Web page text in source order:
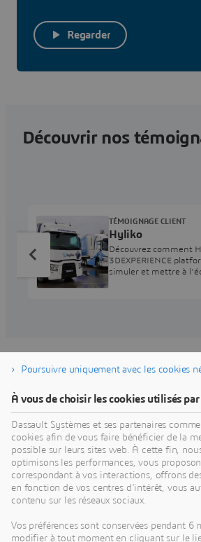
Regarder
Découvrir nos
Hyliko
Découvrez comment
3DEXPERIENCE
simuler et mettre à
TÉMOIGNAGE CLIENT
Découvrir nos Industry
Experiences
Découvrir comment nos solutions
réaliser vos ambitions
métier.
Poursuivre uniquement avec les cookies
À vous de choisir les cookies utilisés
Dassault Systèmes et ses partenaires
cookies afin de vous faire bénéficier de la
possible sur leurs sites web. À cette fin,
optimisons les performances, vous
correspondant à vos interactions, offrons
en fonction de vos centres d'intérêt, vous
contenu sur les réseaux sociaux.
Vos préférences sont conservées pendant 6
modifier à tout moment en cliquant sur le